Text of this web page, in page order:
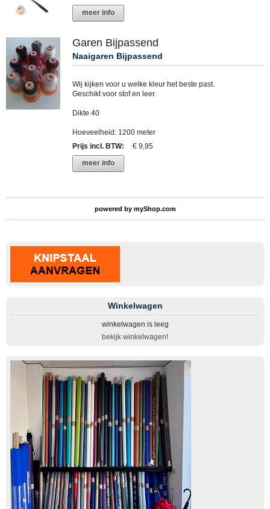
meer info
Garen Bijpassend
Naaigaren Bijpassend
Wij kijken voor u welke kleur het beste past.
Geschikt voor stof en leer.
Dikte 40
Hoeveelheid: 1200 meter
Prijs incl. BTW:
€ 9,95
meer info
powered by myShop.com
Winkelwagen
winkelwagen is leeg
bekijk winkelwagen!